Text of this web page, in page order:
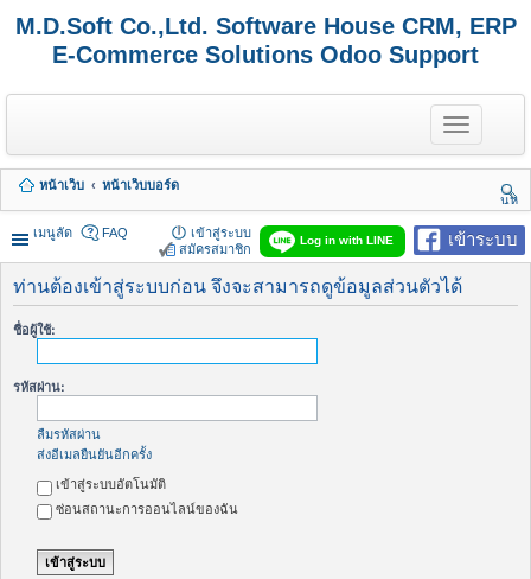
M.D.Soft Co.,Ltd. Software House CRM, ERP
E-Commerce Solutions Odoo Support
T
o
g
e
n
a
v
i
g
หน้าเว็บ
หน้าเว็บบอร์ด
นห
า
เมนูลัด
เข้าระบบ
Log in with LINE
FAQ
เข้าสู่ระบบ
สมัครสมาชิก
ท่านต้องเข้าสู่ระบบก่อน จึงจะสามารถดูข้อมูลส่วนตัวได้
ชื่อผู้ใช้:
รหัสผ่าน:
ลืมรหัสผ่าน
ส่งอีเมลยืนยันอีกครั้ง
เข้าสู่ระบบอัตโนมัติ
ซ่อนสถานะการออนไลน์ของฉัน